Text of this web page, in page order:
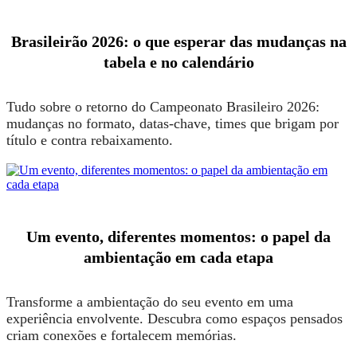
Brasileirão 2026: o que esperar das mudanças na
tabela e no calendário
Tudo sobre o retorno do Campeonato Brasileiro 2026:
mudanças no formato, datas-chave, times que brigam por
título e contra rebaixamento.
Um evento, diferentes momentos: o papel da
ambientação em cada etapa
Transforme a ambientação do seu evento em uma
experiência envolvente. Descubra como espaços pensados
criam conexões e fortalecem memórias.